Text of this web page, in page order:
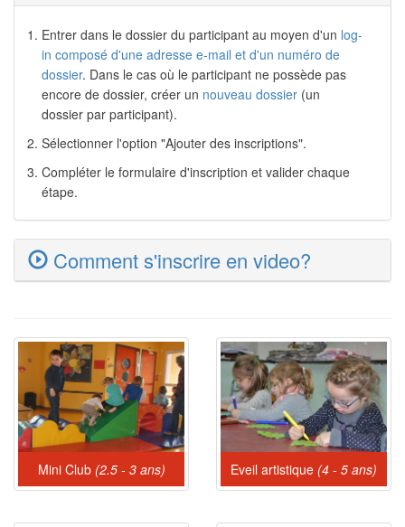
Entrer dans le dossier du participant au moyen d'un log-
in composé d'une adresse e-mail et d'un numéro de
dossier. Dans le cas où le participant ne possède pas
encore de dossier, créer un nouveau dossier (un
dossier par participant).
Sélectionner l'option "Ajouter des inscriptions".
Compléter le formulaire d'inscription et valider chaque
étape.
Comment s'inscrire en video?
Mini Club (2.5 - 3 ans) Eveil artistique (4 - 5 ans)